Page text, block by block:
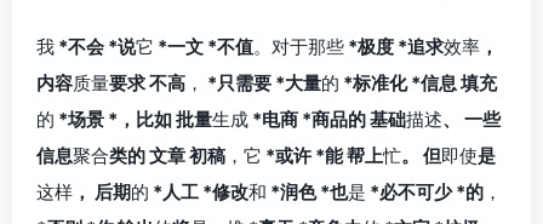
我 *不会 *说它 *一文 *不值。对于那些 *极度 *追求效率 ，
内容质量要求不高 ， *只需要 *大量的 *标准化*信息填充
的 *场景 *，比如批量生成 *电商 *商品的基础描述、 一些
信息聚合类的文章初稿 ，它 *或许 *能帮上忙。 但即使是
这样 ， 后期的 *人工 *修改和 *润色*也是 *必不可少*的 ，